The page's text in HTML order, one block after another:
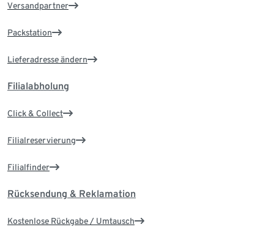
Versandpartner
Packstation
Lieferadresse ändern
Filialabholung
Click & Collect
Filialreservierung
Filialfinder
Rücksendung & Reklamation
Kostenlose Rückgabe / Umtausch